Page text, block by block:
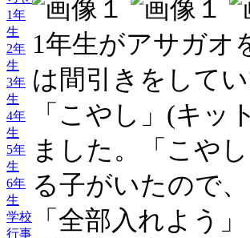
1年
生
2年
生
3年
生
4年
生
5年
生
6年
生
学校
行事
1年生がアサガオ
は間引きをして
「こやし」(キッ
ました。「こや
る子がいたので
「全部入れよう